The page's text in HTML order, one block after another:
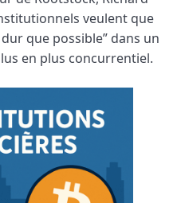
veulent que
que possible” dans un
en plus concurrentiel.